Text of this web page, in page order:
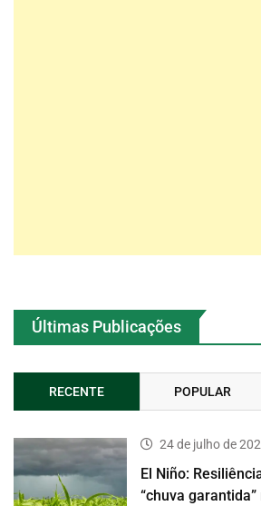
Últimas Publicações
RECENTE POPULAR
24 de julho de
El Niño:
“chuva